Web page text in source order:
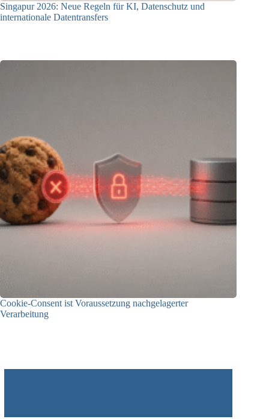
Singapur 2026: Neue Regeln für KI, Datenschutz und
internationale Datentransfers
Cookie-Consent ist Voraussetzung nachgelagerter
Verarbeitung